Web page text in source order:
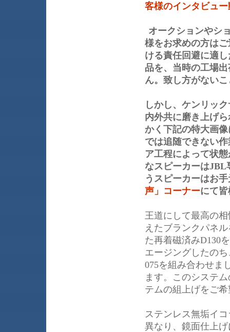
客様のインタビュー
オークションやシ
様をお求めの方は
ける責任回避に適
品を、当時の工場
ん。致し方がない
しかし、ケンリッ
内外共に磨き上げ
かく下記の特大画
では追随できない
ア工程によって状
なスピーカーはJBL
うスピーカーはお
声」コーナーにて皆
王道にして最高の
えたブランクパネ
た再着磁済みD130
エージングしたの
075を組み合わせま
ます。このシステ
テムの組上げをご
ステンレス無垢イ
異なり、鏡面仕上